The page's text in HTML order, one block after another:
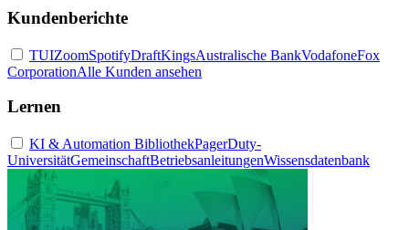
Kundenberichte
TUIZoomSpotifyDraftKingsAustralische BankVodafoneFox
CorporationAlle Kunden ansehen
Lernen
KI & Automation BibliothekPagerDuty-
UniversitätGemeinschaftBetriebsanleitungenWissensdatenbank